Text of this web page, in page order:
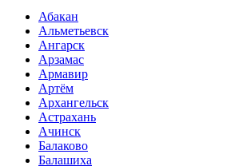
Абакан
Альметьевск
Ангарск
Арзамас
Армавир
Артём
Архангельск
Астрахань
Ачинск
Балаково
Балашиха